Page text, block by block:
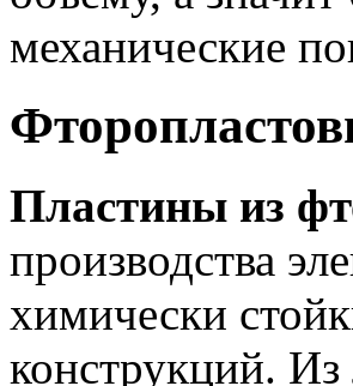
механические
Пластины из
производства
химически
конструкций. Из